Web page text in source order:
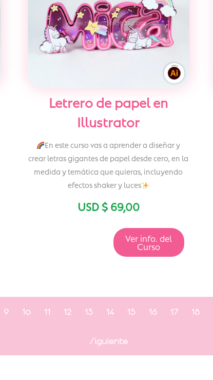
Letrero de papel en
Illustrator
En este curso vas a aprender a diseñar y
crear letras gigantes de papel desde cero, en la
medida y temática que quieras, incluyendo
efectos shaker y luces
USD $ 69,00
Ver info. del
Curso
9 10 11 12 13 14 15 16 17 18
Siguiente